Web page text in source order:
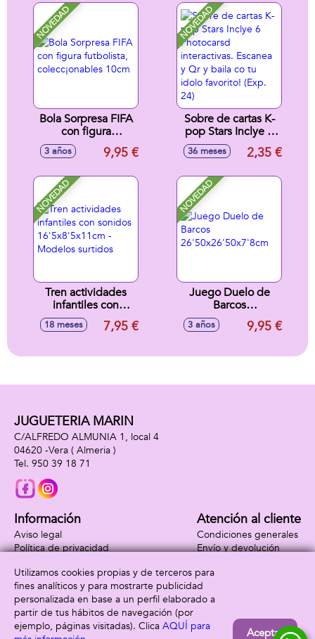
¡Parecen
reales!18,2X24,5X14,5cm
- Modelos surtidos
reales!24,5X17X10cm
- Modelos surtidos
NOVEDAD
Bola Sorpresa FIFA
con figura
futbolista,
colecc¡onables
3 años 9,95 €
NOVEDAD
Sobre de cartas K-
pop Stars Inclye 6
Photocarsd
interactivas.
baila co tu idolo
favorito! (Exp. 24)
36 meses 2,35 €
NOVEDAD
Tren actividades
infantiles con
sonidos
16'5x8'5x11cm -
18 meses 7,95 €
NOVEDAD
Juego Duelo de
Barcos
26'50x26'50x7'8cm
3 años 9,95 €
JUGUETERIA MARIN
C/ALFREDO ALMUNIA 1, local 4
04620 -Vera ( Almeria )
950 39 18 71
Información
Aviso legal
Política de privacidad
Atención al cliente
Condiciones generales
Envío y devolución
Formas de pago
Utilizamos cookies propias y de terceros para
fines analíticos y para mostrarte publicidad
personalizada en base a un perfil elaborado a
partir de tus hábitos de navegación (por
ejemplo, páginas visitadas). Clica AQUÍ para
Aceptar